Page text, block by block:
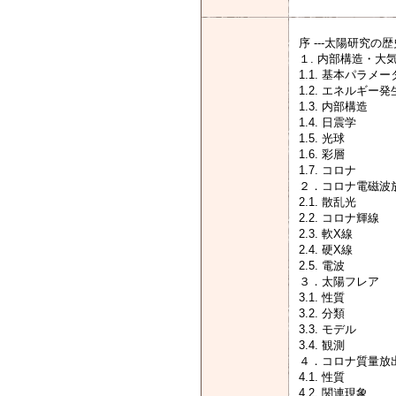
序 ---太陽研究の歴
１. 内部構造・大
1.1. 基本パラメー
1.2. エネルギー発
1.3. 内部構造
1.4. 日震学
1.5. 光球
1.6. 彩層
1.7. コロナ
２．コロナ電磁波
2.1. 散乱光
2.2. コロナ輝線
2.3. 軟X線
2.4. 硬X線
2.5. 電波
３．太陽フレア
3.1. 性質
3.2. 分類
3.3. モデル
3.4. 観測
４．コロナ質量放
4.1. 性質
4.2. 関連現象